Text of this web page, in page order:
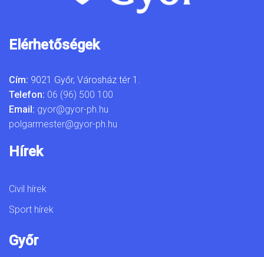
Elérhetőségek
Cím: 9021 Győr, Városház tér 1.
Telefon: 06 (96) 500 100
Email: gyor@gyor-ph.hu
polgarmester@gyor-ph.hu
Hírek
Civil hírek
Sport hírek
Győr